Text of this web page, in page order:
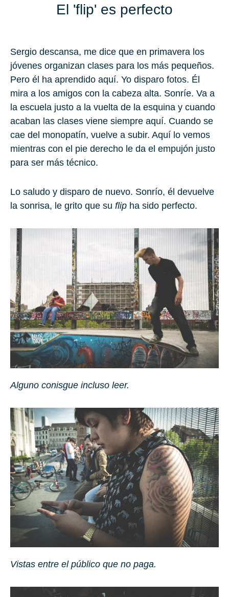
El 'flip' es per­fec­to
Ser­gio descansa, me dice que en pri­ma­ve­ra los
jóvenes organizan clases para los más pequeños.
Pero él ha aprendido aquí. Yo disparo fotos. Él
mira a los amigos con la cabeza alta. Sonríe. Va a
la escuela justo a la vuelta de la esquina y cuando
acaban las clases viene siempre aquí. Cuando se
cae del monopatín, vuelve a subir. Aquí lo vemos
mientras con el pie derecho le da el empujón justo
para ser más técnico.
Lo saludo y disparo de nuevo. Sonrío, él devuelve
la sonrisa, le grito que su flip ha sido perfecto.
Alguno conisgue incluso leer.
Vistas entre el público que no paga.